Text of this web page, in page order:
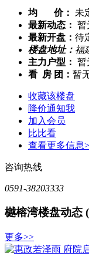
均 价： 未
最新动态： 暂
最新开盘： 待
楼盘地址： 福
主力户型： 暂
看 房 团： 暂
收藏该楼盘
降价通知我
加入会员
比比看
查看更多信息>
咨询热线
0591-38203333
樾榕湾楼盘动态
更多>>